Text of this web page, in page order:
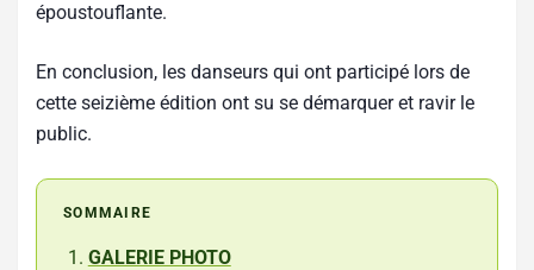
époustouflante.
En conclusion, les danseurs qui ont participé lors de
cette seizième édition ont su se démarquer et ravir le
public.
SOMMAIRE
GALERIE PHOTO